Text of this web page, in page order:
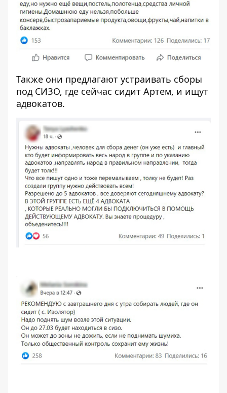
Также они предлагают устраивать сборы
под СИЗО, где сейчас сидит Артем, и ищут
адвокатов.